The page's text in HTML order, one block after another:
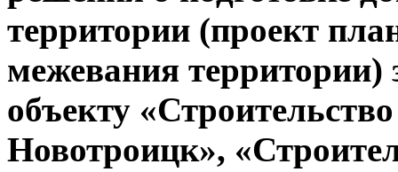
территории (проект
межевания территории)
объекту
Новотроицк»,